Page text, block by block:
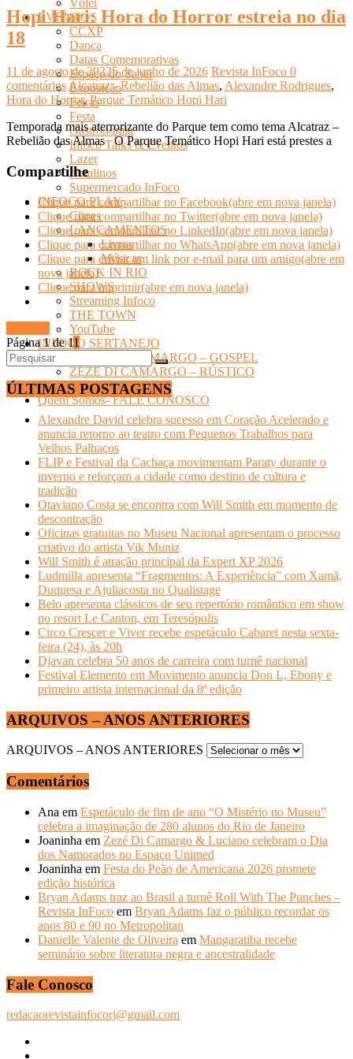
Vôlei
EVENTOS
CCXP
Dança
Datas Comemorativas
Espaço do Saber
Exposição
Feiras
Festa
Gastronomia
Infoco Talks & Eventos
Lazer
Natalinos
Supermercado InFoco
INFOCO PLAY
Clipes
LANÇAMENTOS
Livros
Músicas
ROCK IN RIO
SHOWS
Streaming Infoco
THE TOWN
YouTube
INFOCO SERTANEJO
LUCIANO CAMARGO – GOSPEL
ZEZÉ DI CAMARGO – RÚSTICO
TURISMO
Quem Somos- FALE CONOSCO
Hopi Hari: Hora do Horror estreia no dia
18
11 de agosto de 20225 de junho de 2026 Revista InFoco 0
comentários Alcatraz - Rebelião das Almas, Alexandre Rodrigues,
Hora do Horror,Parque Temático Hopi Hari
Temporada mais aterrorizante do Parque tem como tema Alcatraz –
Rebelião das Almas O Parque Temático Hopi Hari está prestes a
Compartilhe
Clique para compartilhar no Facebook(abre em nova janela)
Clique para compartilhar no Twitter(abre em nova janela)
Clique para compartilhar no LinkedIn(abre em nova janela)
Clique para compartilhar no WhatsApp(abre em nova janela)
Clique para enviar um link por e-mail para um amigo(abre em
nova janela)
Clique para imprimir(abre em nova janela)
Página 1 de 11
ÚLTIMAS POSTAGENS
Alexandre David celebra sucesso em Coração Acelerado e
anuncia retorno ao teatro com Pequenos Trabalhos para
Velhos Palhaços
FLIP e Festival da Cachaça movimentam Paraty durante o
inverno e reforçam a cidade como destino de cultura e
tradição
Otaviano Costa se encontra com Will Smith em momento de
descontração
Oficinas gratuitas no Museu Nacional apresentam o processo
criativo do artista Vik Muniz
Will Smith é atração principal da Expert XP 2026
Ludmilla apresenta “Fragmentos: A Experiência” com Xamã,
Duquesa e Ajuliacosta no Qualistage
Belo apresenta clássicos de seu repertório romântico em show
no resort Le Canton, em Teresópolis
Circo Crescer e Viver recebe espetáculo Cabaret nesta sexta-
feira (24), às 20h
Djavan celebra 50 anos de carreira com turnê nacional
Festival Elemento em Movimento anuncia Don L, Ebony e
primeiro artista internacional da 8ª edição
ARQUIVOS – ANOS ANTERIORES
ARQUIVOS – ANOS ANTERIORES
Comentários
Ana em Espetáculo de fim de ano “O Mistério no Museu”
celebra a imaginação de 280 alunos do Rio de Janeiro
Joaninha em Zezé Di Camargo & Luciano celebram o Dia
dos Namorados no Espaço Unimed
Joaninha em Festa do Peão de Americana 2026 promete
edição histórica
Bryan Adams traz ao Brasil a turnê Roll With The Punches –
Revista InFoco em Bryan Adams faz o público recordar os
anos 80 e 90 no Metropolitan
Danielle Valente de Oliveira em Mangaratiba recebe
seminário sobre literatura negra e ancestralidade
Fale Conosco
redacaorevistainfocorj@gmail.com